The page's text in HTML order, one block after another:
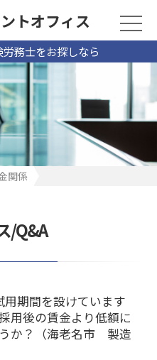
務士をお探しなら
トオフィス
関係
/Q&A
期間を設けています
用後の賃金より低額に
か？（海老名市 製造